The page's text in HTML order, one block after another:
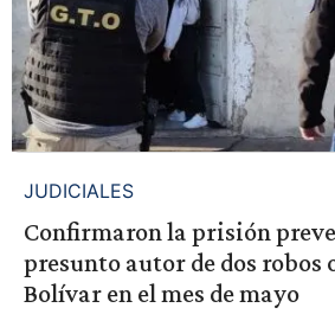
JUDICIALES
Confirmaron la prisión
presunto autor de dos robos
Bolívar en el mes de mayo